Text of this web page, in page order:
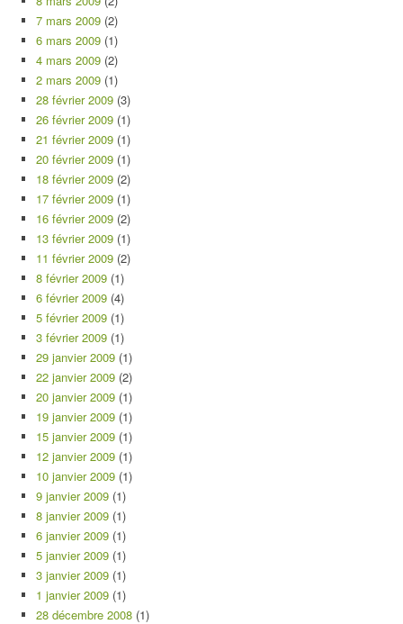
7 mars 2009 (2)
6 mars 2009 (1)
4 mars 2009 (2)
2 mars 2009 (1)
28 février 2009 (3)
26 février 2009 (1)
21 février 2009 (1)
20 février 2009 (1)
18 février 2009 (2)
17 février 2009 (1)
16 février 2009 (2)
13 février 2009 (1)
11 février 2009 (2)
8 février 2009 (1)
6 février 2009 (4)
5 février 2009 (1)
3 février 2009 (1)
29 janvier 2009 (1)
22 janvier 2009 (2)
20 janvier 2009 (1)
19 janvier 2009 (1)
15 janvier 2009 (1)
12 janvier 2009 (1)
10 janvier 2009 (1)
9 janvier 2009 (1)
8 janvier 2009 (1)
6 janvier 2009 (1)
5 janvier 2009 (1)
3 janvier 2009 (1)
1 janvier 2009 (1)
28 décembre 2008 (1)